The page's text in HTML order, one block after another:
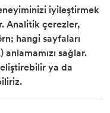
iyileştirmek
Analitik çerezler,
hangi sayfaları
sağlar.
ya da